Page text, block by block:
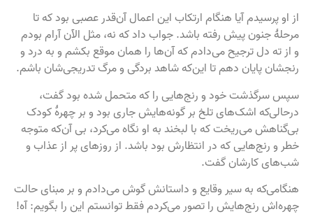
از او پرسیدم آیا هنگام ارتکاب این اعمال آن‌قدر عصبی بود که تا
مرحلۀ جنون پیش رفته باشد. جواب داد که نه، مثل الآن آرام بودم
و از ته دل ترجیح می‌دادم که آن‌ها را همان موقع بکشم و به درد و
رنجشان پایان دهم تا این‌که شاهد بردگی و مرگ تدریجی‌شان باشم.
سپس سرگذشت خود و رنج‌هایی را که متحمل شده بود گفت،
درحالی‌که اشک‌های تلخ بر گونه‌هایش جاری بود و بر چهرهٔ کودک
بی‌گناهش می‌ریخت که با لبخند به او نگاه می‌کرد، بی آن‌که متوجه
خطر و رنج‌هایی که در انتظارش بود باشد. از روزهای پر از عذاب و
شب‌های کارشان گفت.
هنگامی‌که به سیر وقایع و داستانش گوش می‌دادم و بر مبنای حالت
چهره‌اش رنج‌هایش را تصور می‌کردم فقط توانستم این را بگویم: آه!